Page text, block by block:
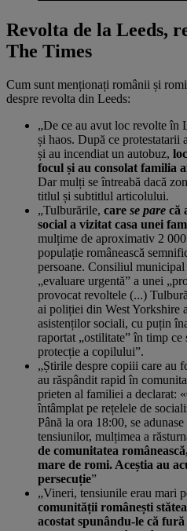
Revolta de la Leeds,
The Times
Cum sunt menționați românii și
despre revolta din Leeds:
„De ce au avut loc revolte în
și haos. După ce protestatarii
și au incendiat un autobuz,
focul și au consolat familia
Dar mulți se întreabă dacă
titlul și subtitlul articolului.
„Tulburările, care se pare că
social a vizitat casa unei
mulțime de aproximativ 2
populație românească
persoane. Consiliul municipal
„evaluare urgentă” a unei
provocat revoltele (...)
ai poliției din West Yorkshire
asistenților sociali, cu puțin
raportat „ostilitate” în timp ce
protecție a copilului”.
„Știrile despre copiii care au
au răspândit rapid în
prieten al familiei a declarat:
întâmplat pe rețelele de
Până la ora 18:00, se
tensiunilor, mulțimea a
de comunitatea
mare de romi. Aceștia au
persecuție”
„Vineri, tensiunile erau mari
comunității românești
acostat spunându-le că